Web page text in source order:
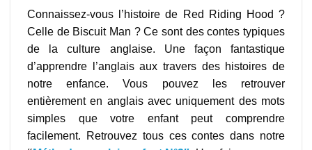
Connaissez-vous l’histoire de Red Riding Hood ?
Celle de Biscuit Man ? Ce sont des contes typiques
de la culture anglaise. Une façon fantastique
d’apprendre l’anglais aux travers des histoires de
notre enfance. Vous pouvez les retrouver
entièrement en anglais avec uniquement des mots
simples que votre enfant peut comprendre
facilement. Retrouvez tous ces contes dans notre